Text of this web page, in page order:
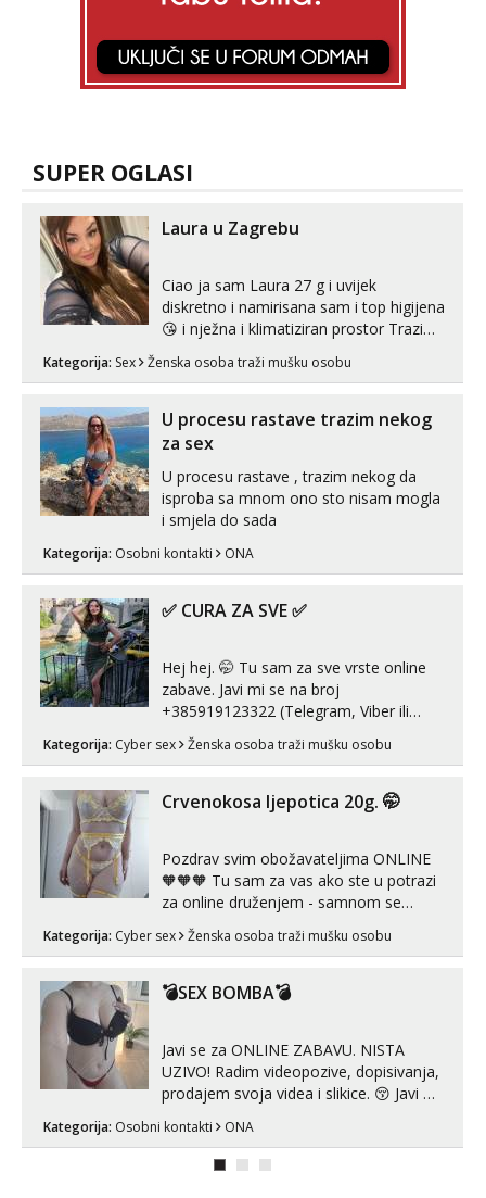
SUPER OGLASI
Laura u Zagrebu
Ciao ja sam Laura 27 g i uvijek
diskretno i namirisana sam i top higijena
😘 i nježna i klimatiziran prostor Trazim
Pusenje i gutanje sperme Erotsko rublje
tijelu Iskljucivo neradim analni !!! I
Kategorija: Sex Ženska osoba traži mušku osobu
U procesu rastave trazim nekog
za sex
U procesu rastave , trazim nekog da
isproba sa mnom ono sto nisam mogla
i smjela do sada
Kategorija: Osobni kontakti ONA
✅ CURA ZA SVE ✅
Hej hej. 🤭 Tu sam za sve vrste online
zabave. Javi mi se na broj
+385919123322 (Telegram, Viber ili
Whatsapp). 🤙 NE javljaj se na uzivo.
Hvala.
Kategorija: Cyber sex Ženska osoba traži mušku osobu
Crvenokosa ljepotica 20g. 🤭
Pozdrav svim obožavateljima ONLINE
🧡🧡🧡 Tu sam za vas ako ste u potrazi
za online druženjem - samnom se
možete zabaviti preko videopoziva, ili
ako vam nisam dovoljna radim i u paru i
😉 Radim i vruća tipkanja uz slike i hot
Kategorija: Cyber sex Ženska osoba traži mušku osobu
💣SEX BOMBA💣
Javi se za ONLINE ZABAVU. NISTA
UZIVO! Radim videopozive, dopisivanja,
prodajem svoja videa i slikice. 😚 Javi mi
Telegram. +385 91 723 0045
Kategorija: Osobni kontakti ONA